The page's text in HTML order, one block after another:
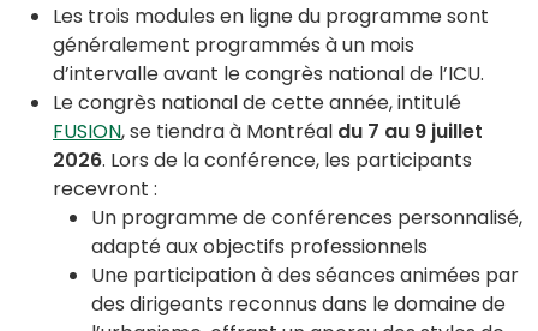
Les trois modules en ligne du programme sont
généralement programmés à un mois
d’intervalle avant le congrès national de l’ICU.
Le congrès national de cette année, intitulé
FUSION, se tiendra à Montréal du 7 au 9 juillet
2026. Lors de la conférence, les participants
recevront :
Un programme de conférences personnalisé,
adapté aux objectifs professionnels
Une participation à des séances animées par
des dirigeants reconnus dans le domaine de